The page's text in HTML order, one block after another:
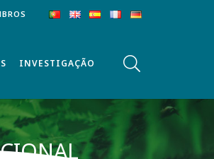
INVESTIGAÇÃO